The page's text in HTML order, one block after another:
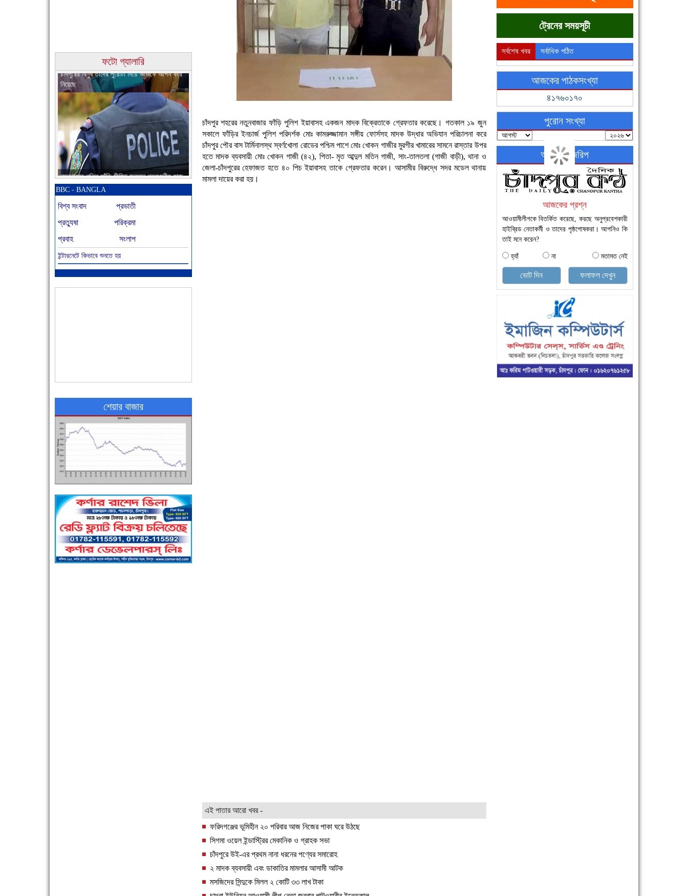
ফটো গ্যালারি
চাঁদপুরের মানুষ তাদের পুরোটা দিয়ে আমাকে আপন করে
নতুনবাজার পুলিশ ফাঁড়ি সীমিত জনবলে প্রশংসনীয় কাজ
করছে
আজ বিশিষ্ট শিক্ষাবিদ এ.টি. আহমেদ হোসাইন রুশদীর
৪৬তম মৃত্যুবার্ষিকী
এক সপ্তাহে শনাক্ত বেড়েছে ৫৫%, মৃত্যু ৪৬%
BBC - BANGLA
বিশ্ব সংবাদ
প্রভাতী
প্রত্যুষা
পরিক্রমা
প্রবাহ
সংলাপ
ইন্টারনেটে কিভাবে শুনতে হয়
শেয়ার বাজার
চাঁদপুর শহরের নতুনবাজার ফাঁড়ি পুলিশ ইয়াবাসহ একজন মাদক বিক্রেতাকে গ্রেফতার করেছে। গতকাল ১৯ জুন
সকালে ফাঁড়ির ইনচার্জ পুলিশ পরিদর্শক মোঃ কামরুজ্জামান সঙ্গীয় ফোর্সসহ মাদক উদ্ধার অভিযান পরিচালনা করে
চাঁদপুর পৌর বাস টার্মিনালস্থ স্বর্ণখোলা রোডের পশ্চিম পাশে মোঃ খোকন গাজীর মুরগীর খামারের সামনে রাস্তার উপর
হতে মাদক ব্যবসায়ী মোঃ খোকন গাজী (৪২), পিতা- মৃত আব্দুল মতিন গাজী, সাং-তালতলা (গাজী বাড়ী), থানা ও
জেলা-চাঁদপুরের হেফাজত হতে ৪০ পিচ ইয়াবাসহ তাকে গ্রেফতার করেন। আসামীর বিরুদ্ধে সদর মডেল থানায়
মামলা দায়ের করা হয়।
এই পাতার আরো খবর -
ফরিদগঞ্জের ভূমিহীন ২০ পরিবার আজ নিজের পাকা ঘরে উঠছে
সিগমা ওয়েল ইন্ডাস্ট্রির মেকানিক ও গ্রাহক সভা
চাঁদপুরে উই-এর প্রথম নানা ধরনের পণ্যের সমারোহ
২ মাদক ব্যবসায়ী এবং ডাকাতির মামলার আসামী আটক
মসজিদের সিন্দুকে মিলল ২ কোটি ৩৩ লাখ টাকা
ট্রেনের সময়সূচী
সর্বশেষ খবর সর্বাধিক পঠিত
আজকের পাঠকসংখ্যা
৪১৭৬০১৭০
পুরোন সংখ্যা
অনলাইন জরিপ
আজকের প্রশ্ন
আওয়ামীলীগকে বিতর্কিত করেছে, করছে অনুপ্রবেশকারী
হাইব্রিড নেতাকর্মী ও তাদের পৃষ্ঠপোষকরা। আপনিও কি
তাই মনে করেন?
হ্যাঁ না মতামত নেই
ভোট দিন ফলাফল দেখুন